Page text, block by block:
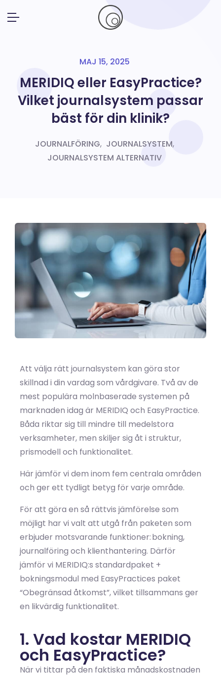
MAJ 15, 2025
MERIDIQ eller EasyPractice?
Vilket journalsystem passar
bäst för din klinik?
JOURNALFÖRING, JOURNALSYSTEM,
JOURNALSYSTEM ALTERNATIV
Att välja rätt journalsystem kan göra stor
skillnad i din vardag som vårdgivare. Två av de
mest populära molnbaserade systemen på
marknaden idag är MERIDIQ och EasyPractice.
Båda riktar sig till mindre till medelstora
verksamheter, men skiljer sig åt i struktur,
prismodell och funktionalitet.
Här jämför vi dem inom fem centrala områden
och ger ett tydligt betyg för varje område.
För att göra en så rättvis jämförelse som
möjligt har vi valt att utgå från paketen som
erbjuder motsvarande funktioner: bokning,
journalföring och klienthantering. Därför
jämför vi MERIDIQ:s standardpaket +
bokningsmodul med EasyPractices paket
“Obegränsad åtkomst”, vilket tillsammans ger
en likvärdig funktionalitet.
1. Vad kostar MERIDIQ
och EasyPractice?
När vi tittar på den faktiska månadskostnaden